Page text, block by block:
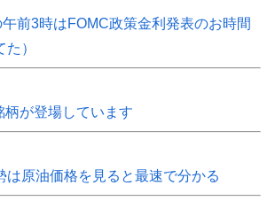
前3時はFOMC政策金利発表のお時間
）
柄が登場しています
は原油価格を見ると最速で分かる